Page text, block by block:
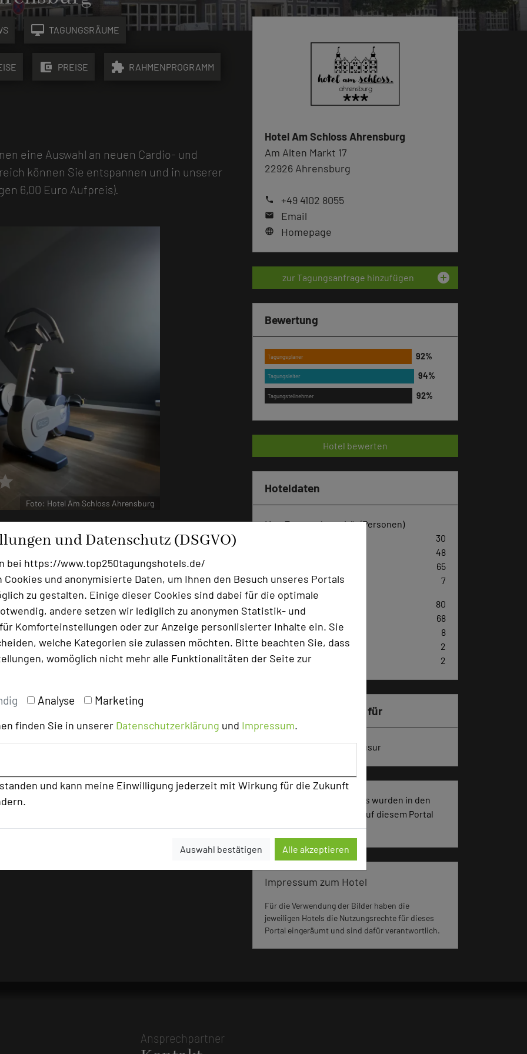
und Datenschutz (DSGVO)
bei https://www.top250tagungshotels.de/
und anonymisierte Daten, um Ihnen den Besuch unseres Portals
zu gestalten. Einige dieser Cookies sind dabei für die optimale
andere setzen wir lediglich zu anonymen Statistik- und
Komforteinstellungen oder zur Anzeige personlisierter Inhalte ein. Sie
welche Kategorien sie zulassen möchten. Bitte beachten Sie, dass
womöglich nicht mehr alle Funktionalitäten der Seite zur
Analyse Marketing
finden Sie in unserer Datenschutzerklärung und Impressum.
und kann meine Einwilligung jederzeit mit Wirkung für die Zukunft
Auswahl bestätigen Alle akzeptieren
desktop_mac TAGUNGSRÄUME
account_balance_wallet PREISE extension RAHMENPROGRAMM
eine Auswahl an neuen Cardio- und
können Sie entspannen und in unserer
6,00 Euro Aufpreis).
Foto: Hotel Am Schloss Ahrensburg
Hotel Am Schloss Ahrensburg
Am Alten Markt 17
22926 Ahrensburg
phone +49 4102 8055
mail Email
language Homepage
zur Tagungsanfrage hinzufügen add_circle
Bewertung
Tagungsplaner
Tagungsleiter
Tagungsteilnehmer
Hotel bewerten
Hoteldaten
Max. Tagungskapazität (Personen)
30
48
65
Tagungsräume
7
Zimmer
80
Doppelzimmer
68
Einzelzimmer
8
Juniorsuiten
2
Appartements
2
Besonders geeignet für
Seminar, Konferenz, Klausur
2713 Seiten dieses Hotels wurden in den
vergangenen 30 Tagen auf diesem Portal
aufgerufen.
Impressum zum Hotel
Für die Verwendung der Bilder haben die
jeweiligen Hotels die Nutzungsrechte für dieses
Portal eingeräumt und sind dafür verantwortlich.
Ansprechpartner